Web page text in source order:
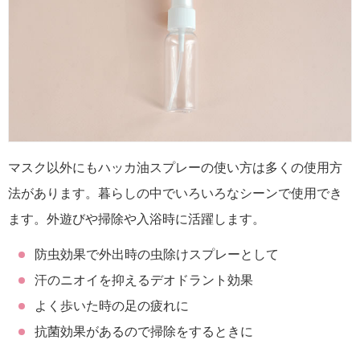
マスク以外にもハッカ油スプレーの使い方は多くの使用方
法があります。暮らしの中でいろいろなシーンで使用でき
ます。外遊びや掃除や入浴時に活躍します。
防虫効果で外出時の虫除けスプレーとして
汗のニオイを抑えるデオドラント効果
よく歩いた時の足の疲れに
抗菌効果があるので掃除をするときに